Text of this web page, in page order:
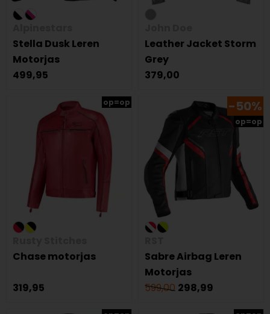
Stella Dusk Leren
Motorjas
499,95
Leather Jacket Storm
Grey
379,00
op=op
Chase motorjas
319,95
-50%
op=op
Sabre Airbag Leren
Motorjas
599,00 298,99